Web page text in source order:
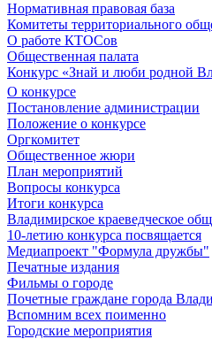
Нормативная правовая база
Комитеты территориального
О работе КТОСов
Общественная палата
Конкурс «Знай и люби родной
О конкурсе
Постановление администрации
Положение о конкурсе
Оргкомитет
Общественное жюри
План мероприятий
Вопросы конкурса
Итоги конкурса
Владимирское краеведческое
10-летию конкурса посвящается
Медиапроект "Формула дружбы"
Печатные издания
Фильмы о городе
Почетные граждане города
Вспомним всех поименно
Городские мероприятия